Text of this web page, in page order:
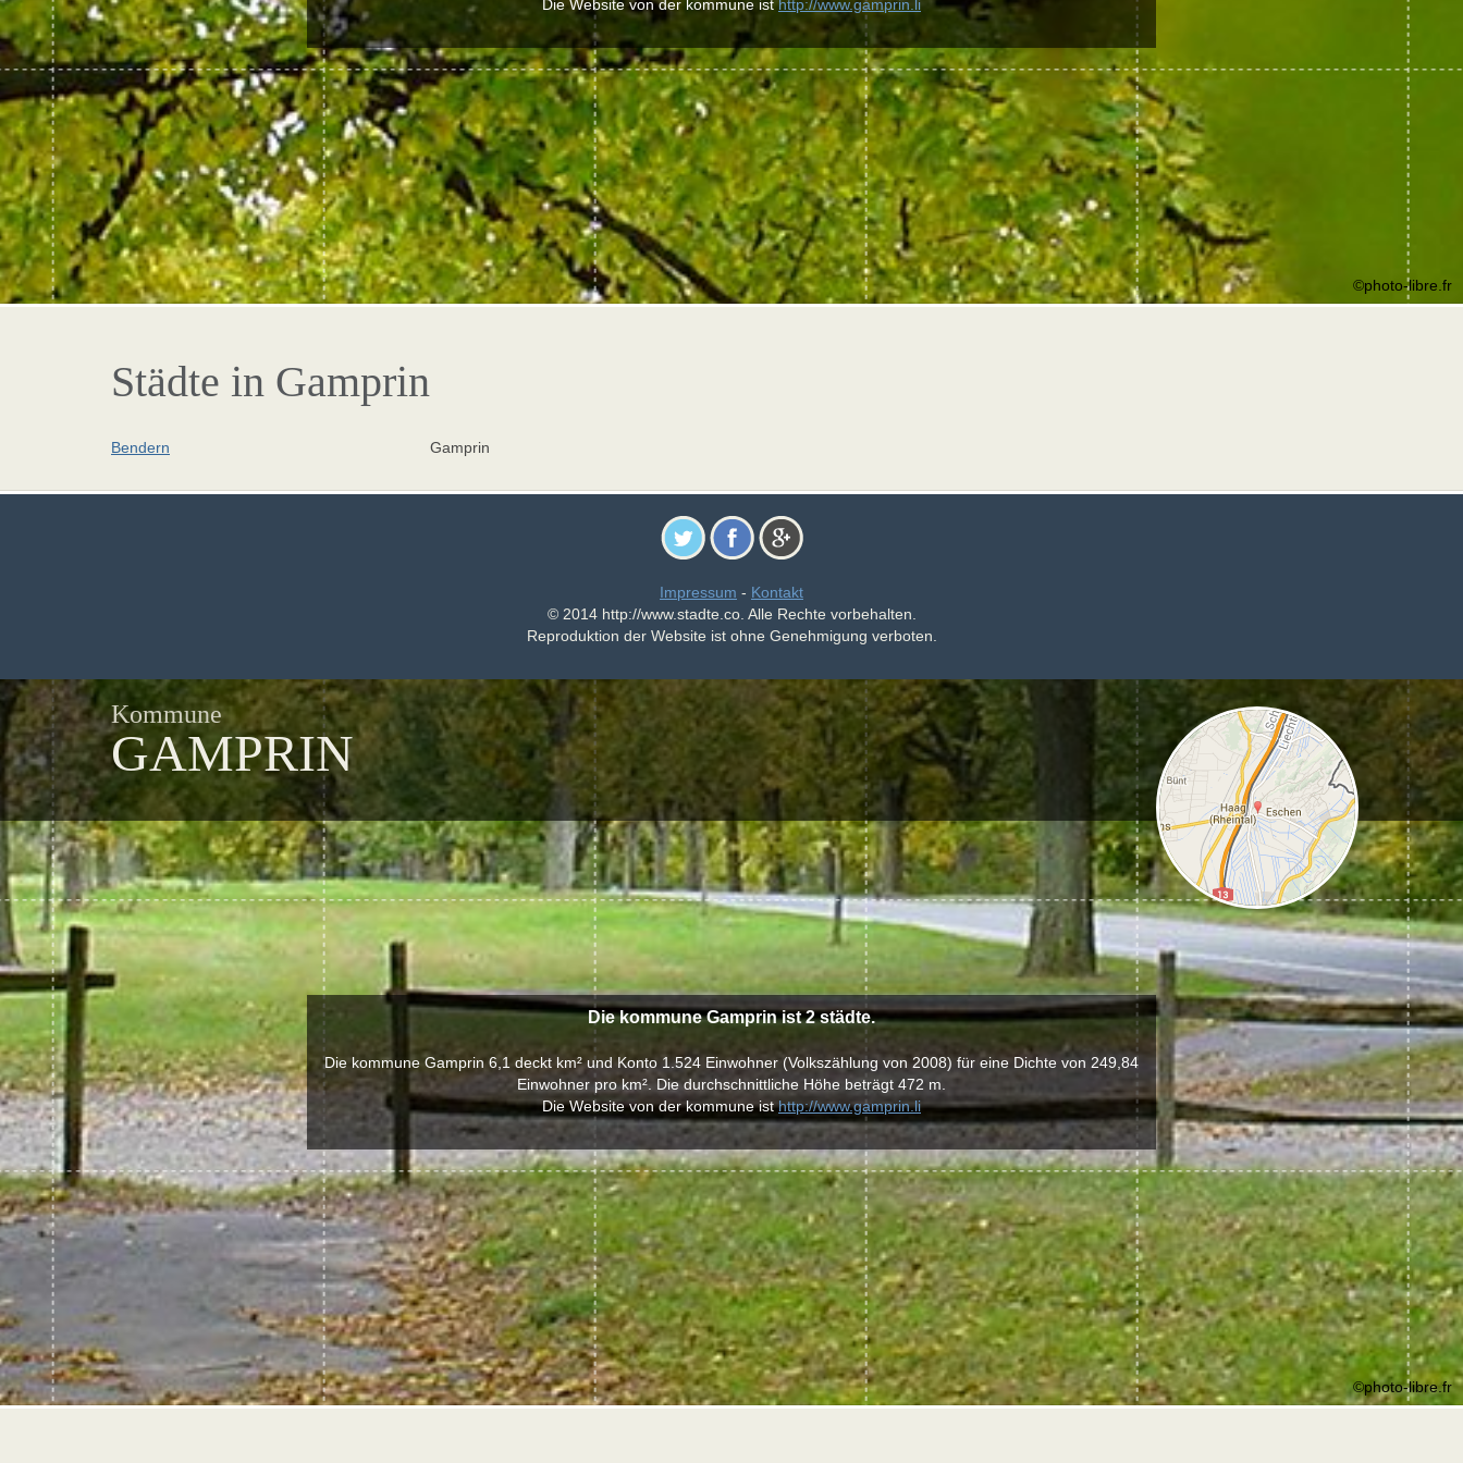
Die Website von der kommune ist http://www.gamprin.li
©photo-libre.fr
Städte in Gamprin
Bendern Gamprin
Impressum - Kontakt
© 2014 http://www.stadte.co. Alle Rechte vorbehalten.
Reproduktion der Website ist ohne Genehmigung verboten.
Kommune
GAMPRIN
Die kommune Gamprin ist 2 städte.
Die kommune Gamprin 6,1 deckt km² und Konto 1.524 Einwohner (Volkszählung von 2008) für eine Dichte von 249,84
Einwohner pro km². Die durchschnittliche Höhe beträgt 472 m.
Die Website von der kommune isthttp://www.gamprin.li
©photo-libre.fr